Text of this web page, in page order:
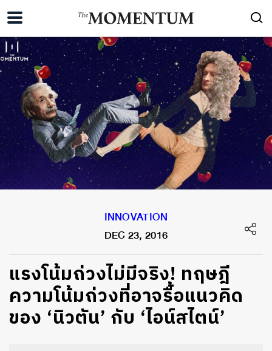
INNOVATION
DEC 23, 2016
แรงโน้มถ่วงไม่มีจริง! ทฤษฎี
ความโน้มถ่วงที่อาจรื้อแนวคิด
ของ ‘นิวตัน’ กับ ‘ไอน์สไตน์’